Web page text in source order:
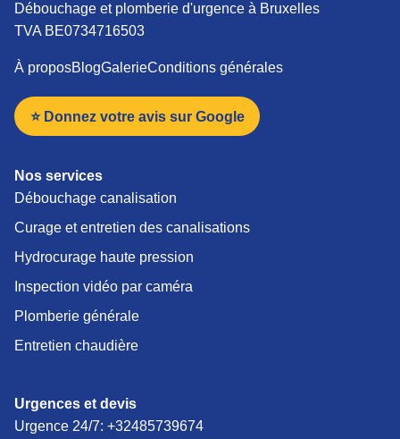
Débouchage et plomberie d'urgence à Bruxelles
TVA BE0734716503
À proposBlogGalerieConditions générales
⭐ Donnez votre avis sur Google
Nos services
Débouchage canalisation
Curage et entretien des canalisations
Hydrocurage haute pression
Inspection vidéo par caméra
Plomberie générale
Entretien chaudière
Urgences et devis
Urgence 24/7: +32485739674